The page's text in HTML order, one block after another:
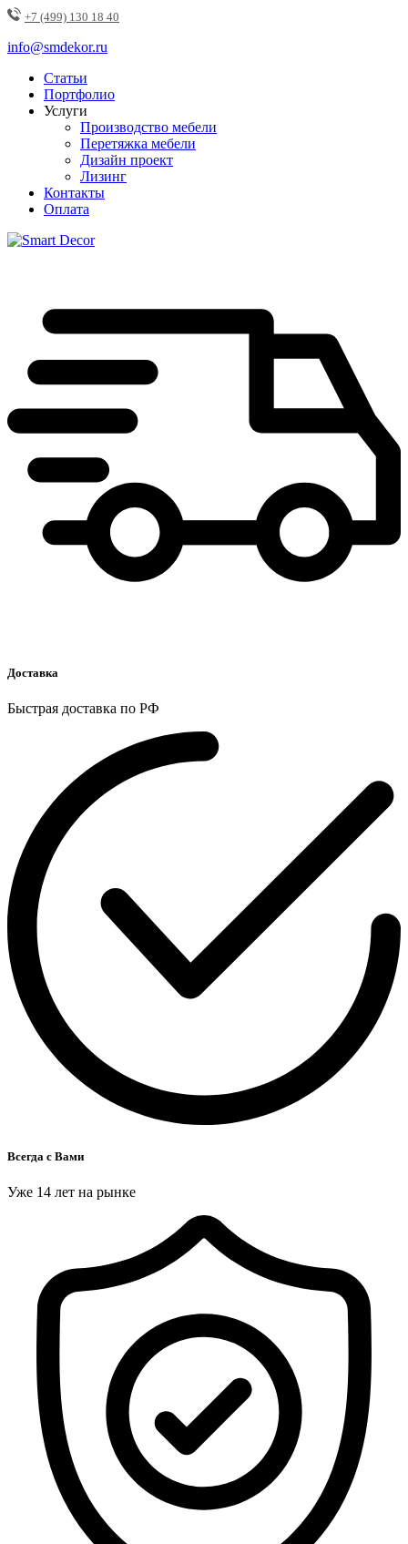
+7 (499) 130 18 40
info@smdekor.ru
Статьи
Портфолио
Услуги
Производство мебели
Перетяжка мебели
Дизайн проект
Лизинг
Контакты
Оплата
Доставка
Быстрая доставка по РФ
Всегда с Вами
Уже 14 лет на рынке